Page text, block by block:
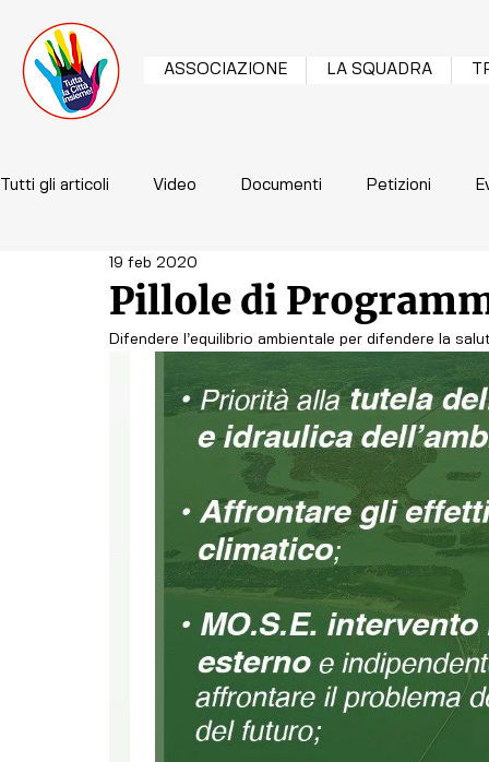
ASSOCIAZIONE LA SQUADRA
Tutti gli articoli Video Documenti Petizioni
Pillole di
19 feb 2020
Difendere l’equilibrio ambientale per difendere la